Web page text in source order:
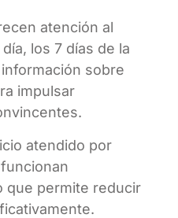
atención al
los 7 días de la
sobre
impulsar
atendido por
que permite reducir